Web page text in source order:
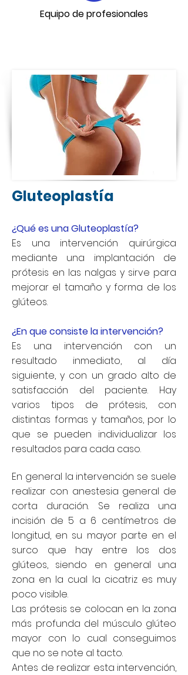
Equipo de profesionales
Gluteoplastía
¿Qué es una Gluteoplastía?
Es una intervención quirúrgica
mediante una implantación de
prótesis en las nalgas y sirve para
mejorar el tamaño y forma de los
glúteos.
¿En que consiste la intervención?
Es una intervención con un
resultado inmediato, al día
siguiente, y con un grado alto de
satisfacción del paciente. Hay
varios tipos de prótesis, con
distintas formas y tamaños, por lo
que se pueden individualizar los
resultados para cada caso.
En general la intervención se suele
realizar con anestesia general de
corta duración. Se realiza una
incisión de 5 a 6 centímetros de
longitud, en su mayor parte en el
surco que hay entre los dos
glúteos, siendo en general una
zona en la cual la cicatriz es muy
poco visible.
Las prótesis se colocan en la zona
más profunda del músculo glúteo
mayor con lo cual conseguimos
que no se note al tacto.
Antes de realizar esta intervención,